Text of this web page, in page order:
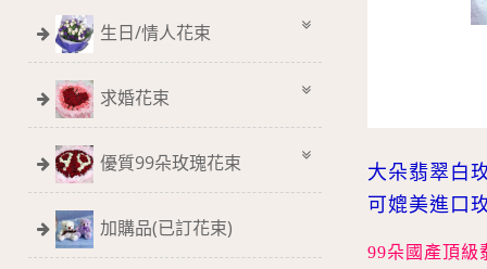
生日/情人花束
求婚花束
優質99朵玫瑰花束
加購品(已訂花束)
大朵翡翠白
可媲美進口
99朵國產頂級